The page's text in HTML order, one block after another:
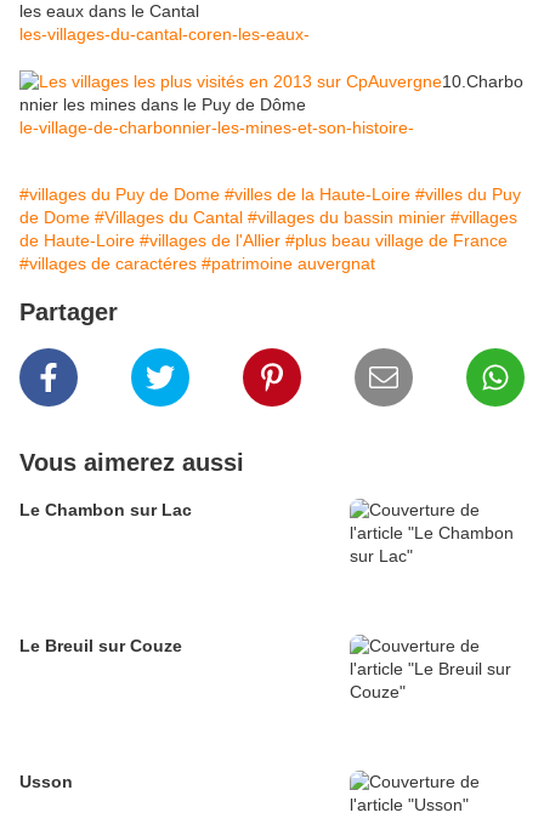
les eaux dans le Cantal
les-villages-du-cantal-coren-les-eaux-
10.Charbo
nnier les mines dans le Puy de Dôme
le-village-de-charbonnier-les-mines-et-son-histoire-
#villages du Puy de Dome #villes de la Haute-Loire #villes du Puy
de Dome #Villages du Cantal #villages du bassin minier #villages
de Haute-Loire #villages de l'Allier #plus beau village de France
#villages de caractéres #patrimoine auvergnat
Partager
Vous aimerez aussi
Le Chambon sur Lac
Le Breuil sur Couze
Usson